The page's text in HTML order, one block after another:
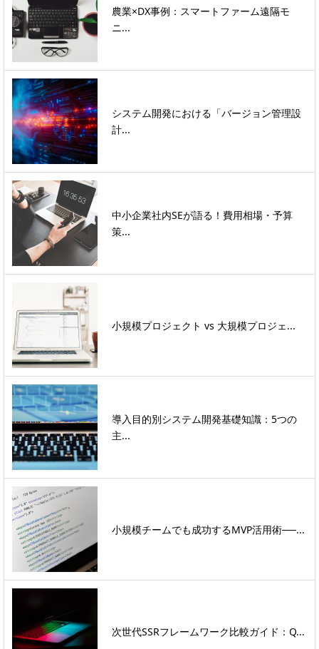
農業×DX事例：スマートファーム遠隔モ
ニ...
システム開発における「バージョン管理設
計...
中小企業社内SEが語る！費用相場・予算
策...
小規模プロジェクト vs 大規模プロジェ...
導入目的別システム開発基礎知識：5つの
主...
小規模チームでも成功するMVP活用術──...
次世代SSRフレームワーク比較ガイド：Q...